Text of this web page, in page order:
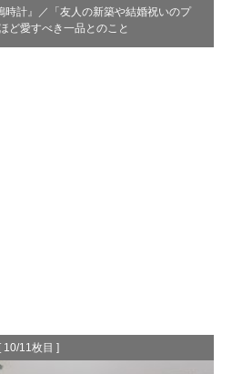
時計』／「友人の新築や結婚祝いのプ
ど愛すべき一品とのこと
[ 10/11枚目 ]